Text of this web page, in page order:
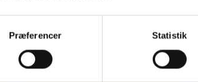
Præferencer Statistik